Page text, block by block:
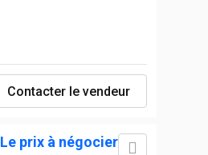
Contacter le vendeur
Le prix à négocier